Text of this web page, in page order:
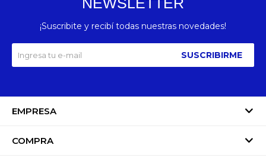
EMPRESA
COMPRA
¡Suscribite y recibí todas nuestras novedades!
SUSCRIBIRME